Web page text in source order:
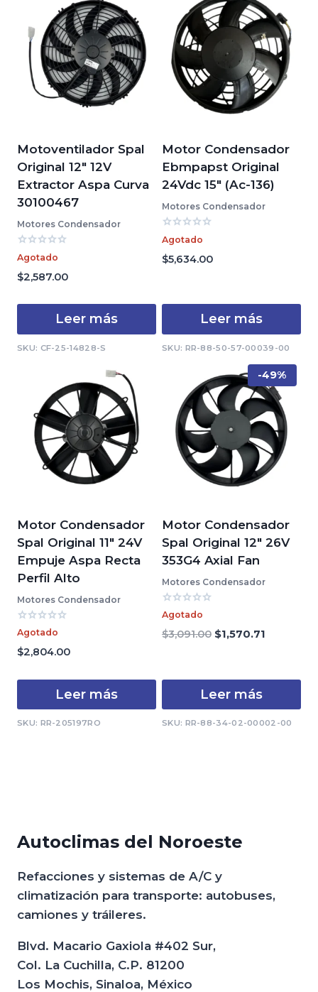
Motoventilador Spal
Original 12″ 12V
Extractor Aspa Curva
30100467
Motores Condensador
Valorado
con
0
de
Agotado
$2,587.00
Leer más
SKU: CF-25-14828-S
Motor Condensador
Ebmpapst Original
24Vdc 15″ (Ac-136)
Motores Condensador
Valorado
con
0
de
Agotado
$5,634.00
Leer más
SKU: RR-88-50-57-00039-00
Motor Condensador
Spal Original 11″ 24V
Empuje Aspa Recta
Perfil Alto
Motores Condensador
Valorado
con
0
de
Agotado
$2,804.00
Leer más
SKU: RR-205197RO
-49%
Motor Condensador
Spal Original 12″ 26V
353G4 Axial Fan
Motores Condensador
Valorado
con
0
de
Agotado
$3,091.00 El
era:
$3,091.00.
$1,570.71
es:
Leer más
SKU: RR-88-34-02-00002-00
Autoclimas del Noroeste
Refacciones y sistemas de A/C y
climatización para transporte: autobuses,
camiones y tráileres.
Blvd. Macario Gaxiola #402 Sur,
Col. La Cuchilla, C.P. 81200
Los Mochis, Sinaloa, México